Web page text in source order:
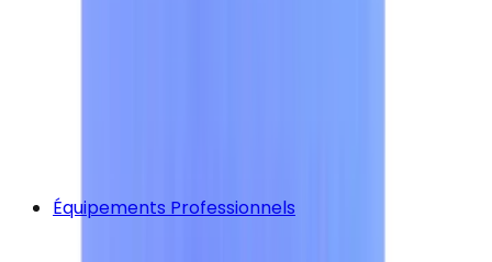
Équipements Professionnels